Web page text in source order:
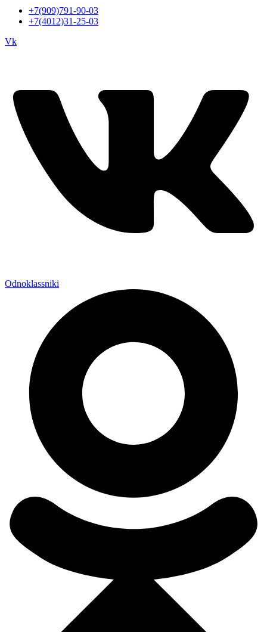
+7(909)791-90-03
+7(4012)31-25-03
Vk
Odnoklassniki